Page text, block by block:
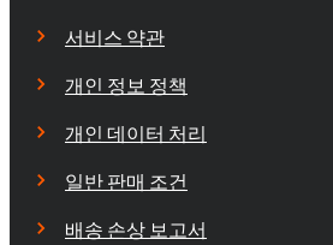
서비스 약관
개인 정보 정책
개인 데이터 처리
일반 판매 조건
배송 손상 보고서